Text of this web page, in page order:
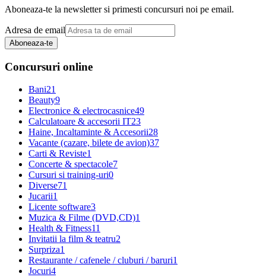
Aboneaza-te la newsletter si primesti concursuri noi pe email.
Adresa de email
Aboneaza-te
Concursuri online
Bani21
Beauty9
Electronice & electrocasnice49
Calculatoare & accesorii IT23
Haine, Incaltaminte & Accesorii28
Vacante (cazare, bilete de avion)37
Carti & Reviste1
Concerte & spectacole7
Cursuri si training-uri0
Diverse71
Jucarii1
Licente software3
Muzica & Filme (DVD,CD)1
Health & Fitness11
Invitatii la film & teatru2
Surpriza1
Restaurante / cafenele / cluburi / baruri1
Jocuri4